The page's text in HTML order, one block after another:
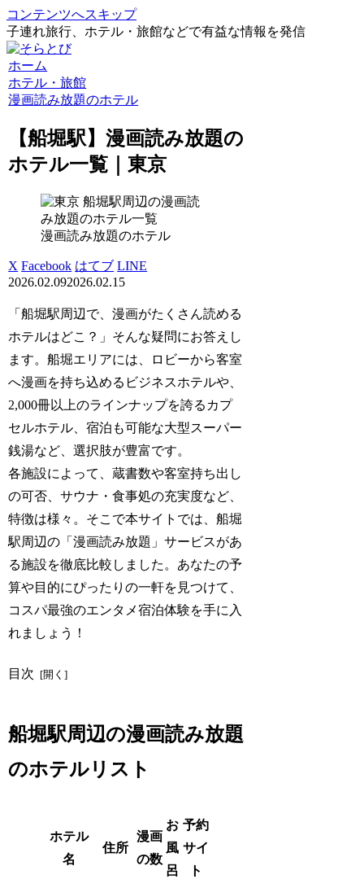
コンテンツへスキップ
子連れ旅行、ホテル・旅館などで有益な情報を発信
ホーム
ホテル・旅館
漫画読み放題のホテル
【船堀駅】漫画読み放題の
ホテル一覧｜東京
漫画読み放題のホテル
X Facebook はてブ LINE
2026.02.092026.02.15
「船堀駅周辺で、漫画がたくさん読める
ホテルはどこ？」そんな疑問にお答えし
ます。船堀エリアには、ロビーから客室
へ漫画を持ち込めるビジネスホテルや、
2,000冊以上のラインナップを誇るカプ
セルホテル、宿泊も可能な大型スーパー
銭湯など、選択肢が豊富です。
各施設によって、蔵書数や客室持ち出し
の可否、サウナ・食事処の充実度など、
特徴は様々。そこで本サイトでは、船堀
駅周辺の「漫画読み放題」サービスがあ
る施設を徹底比較しました。あなたの予
算や目的にぴったりの一軒を見つけて、
コスパ最強のエンタメ宿泊体験を手に入
れましょう！
目次
船堀駅周辺の漫画読み放題
のホテルリスト
ホテル
名
住所
漫画
の数
お
風
呂
予約
サイ
ト